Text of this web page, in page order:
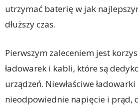
utrzymać baterię w jak
dłuższy czas.
Pierwszym zaleceniem jest
ładowarek i kabli, które są
urządzeń. Niewłaściwe
nieodpowiednie napięcie i prąd,